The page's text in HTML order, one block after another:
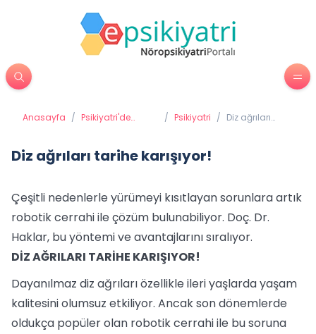
Anasayfa / Psikiyatri'de
/ Psikiyatri / Diz ağrıları
Diz ağrıları tarihe karışıyor!
Çeşitli nedenlerle yürümeyi kısıtlayan sorunlara artık
robotik cerrahi ile çözüm bulunabiliyor. Doç. Dr.
Haklar, bu yöntemi ve avantajlarını sıralıyor.
DİZ AĞRILARI TARİHE KARIŞIYOR!
Dayanılmaz diz ağrıları özellikle ileri yaşlarda yaşam
kalitesini olumsuz etkiliyor. Ancak son dönemlerde
oldukça popüler olan robotik cerrahi ile bu soruna